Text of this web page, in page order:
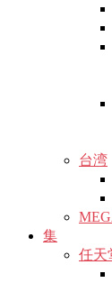
台湾
集
任天